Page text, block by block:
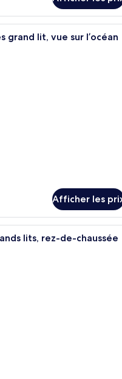
Une chambre d’hôtel dotée
grand lit, vue sur l’océan
Afficher les
Une chambre d’hôtel avec
lits, rez-de-chaussée